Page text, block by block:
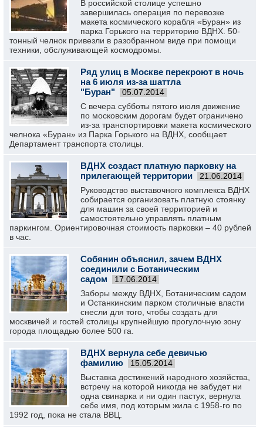
В российской столице успешно
завершилась операция по перевозке
макета космического корабля «Буран» из
парка Горького на территорию ВДНХ. 50-
тонный челнок привезли в разобранном виде при помощи
техники, обслуживающей космодромы.
Ряд улиц в Москве перекроют в ночь
на 6 июля из-за шаттла
"Буран"
05.07.2014
С вечера субботы пятого июля движение
по московским дорогам будет ограничено
из-за транспортировки макета космического
челнока «Буран» из Парка Горького на ВДНХ, сообщает
Департамент транспорта столицы.
ВДНХ создаст платную парковку на
прилегающей территории
21.06.2014
Руководство выставочного комплекса ВДНХ
собирается организовать платную стоянку
для машин за своей территорией и
самостоятельно управлять платным
паркингом. Ориентировочная стоимость парковки – 40 рублей
в час.
Собянин объяснил, зачем ВДНХ
соединили с Ботаническим
садом
17.06.2014
Заборы между ВДНХ, Ботаническим садом
и Останкинским парком столичные власти
снесли для того, чтобы создать для
москвичей и гостей столицы крупнейшую прогулочную зону
города площадью более 500 га.
ВДНХ вернула себе девичью
фамилию
15.05.2014
Выставка достижений народного хозяйства,
встречу на которой никогда не забудет ни
одна свинарка и ни один пастух, вернула
себе имя, под которым жила с 1958-го по
1992 год, пока не стала ВВЦ.